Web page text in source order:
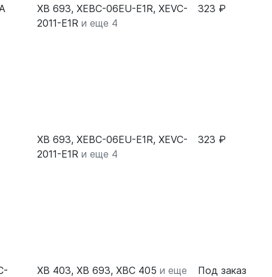
XB 693, XEBC-06EU-E1R, XEVC-
2011-E1R и еще 4
323 ₽
XB 693, XEBC-06EU-E1R, XEVC-
2011-E1R и еще 4
323 ₽
XB 403, XB 693, XBC 405 и еще
Под заказ